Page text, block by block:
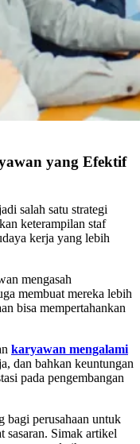
yang Efektif
salah satu strategi
keterampilan staf
kerja yang lebih
mengasah
membuat mereka lebih
bisa mempertahankan
karyawan mengalami
dan bahkan keuntungan
pada pengembangan
bagi perusahaan untuk
sasaran. Simak artikel